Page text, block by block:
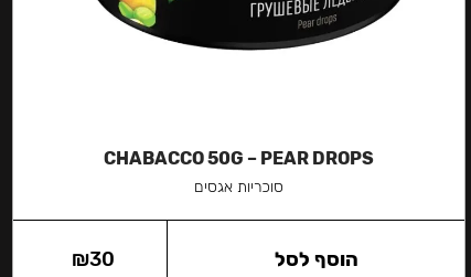
CHABACCO 50G – PEAR DROPS
סוכריות אגסים
₪30 הוסף לסל